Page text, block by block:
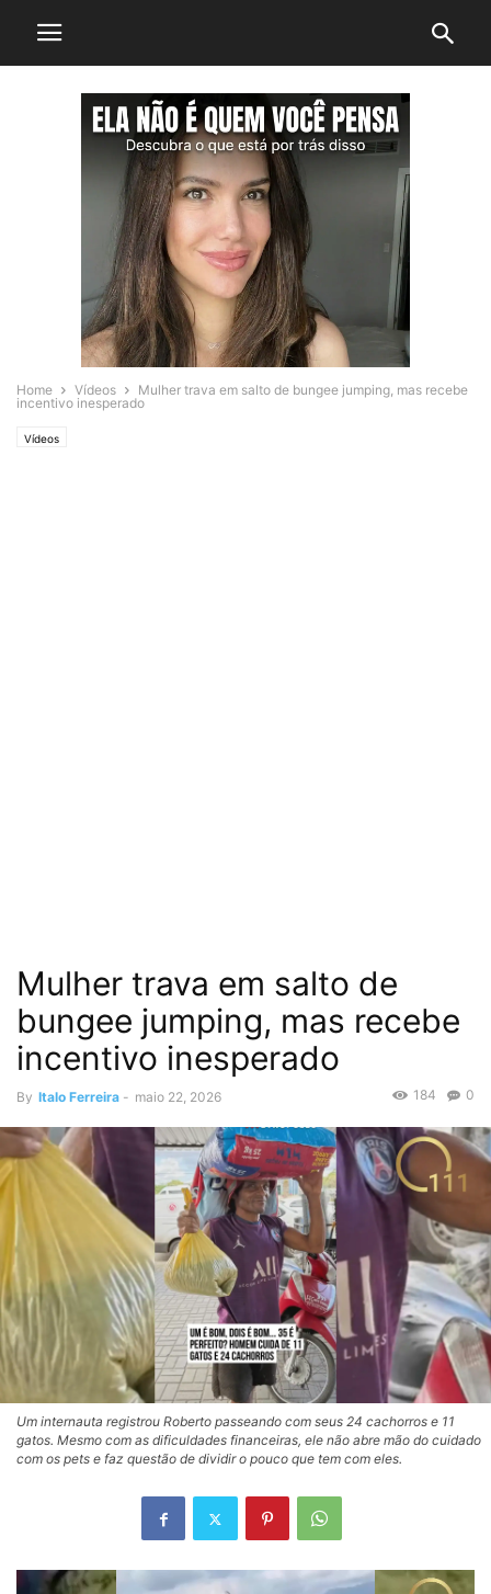
Home Vídeos
Mulher trava em salto de bungee jumping, mas recebe
incentivo inesperado
Vídeos
Mulher trava em salto de
bungee jumping, mas recebe
incentivo inesperado
By Italo Ferreira - maio 22, 2026 0
184
Um internauta registrou Roberto passeando com seus 24 cachorros e 11
gatos. Mesmo com as dificuldades financeiras, ele não abre mão do cuidado
com os pets e faz questão de dividir o pouco que tem com eles.
Tocador